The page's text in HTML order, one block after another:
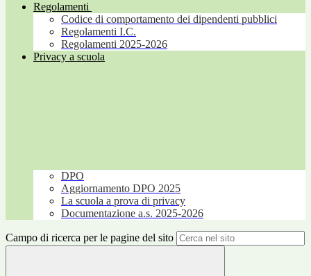
Regolamenti
Codice di comportamento dei dipendenti pubblici
Regolamenti I.C.
Regolamenti 2025-2026
Privacy a scuola
DPO
Aggiornamento DPO 2025
La scuola a prova di privacy
Documentazione a.s. 2025-2026
Campo di ricerca per le pagine del sito